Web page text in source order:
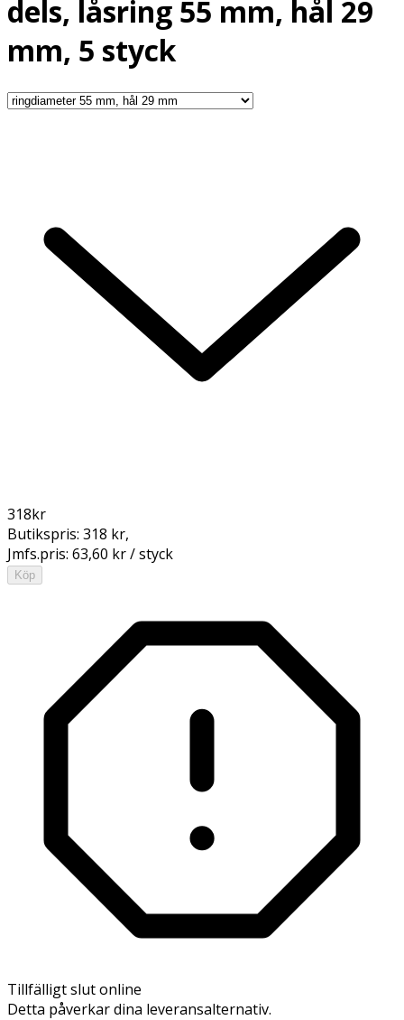
dels, låsring 55 mm, hål 29
mm, 5 styck
318kr
Butikspris: 318 kr,
Jmfs.pris: 63,60 kr / styck
Köp
Tillfälligt slut online
Detta påverkar dina leveransalternativ.